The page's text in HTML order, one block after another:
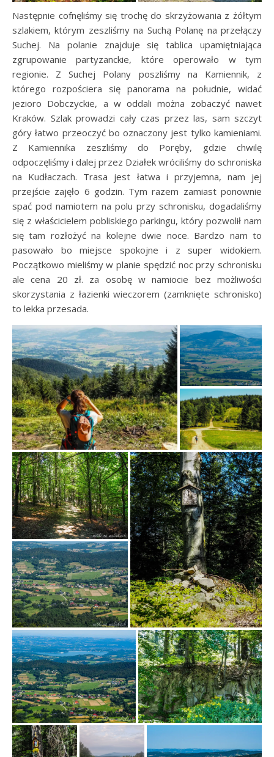
Następnie cofnęliśmy się trochę do skrzyżowania z żółtym
szlakiem, którym zeszliśmy na Suchą Polanę na przełączy
Suchej. Na polanie znajduje się tablica upamiętniająca
zgrupowanie partyzanckie, które operowało w tym
regionie. Z Suchej Polany poszliśmy na Kamiennik, z
którego rozpościera się panorama na południe, widać
jezioro Dobczyckie, a w oddali można zobaczyć nawet
Kraków. Szlak prowadzi cały czas przez las, sam szczyt
góry łatwo przeoczyć bo oznaczony jest tylko kamieniami.
Z Kamiennika zeszliśmy do Poręby, gdzie chwilę
odpoczęliśmy i dalej przez Działek wróciliśmy do schroniska
na Kudłaczach. Trasa jest łatwa i przyjemna, nam jej
przejście zajęło 6 godzin. Tym razem zamiast ponownie
spać pod namiotem na polu przy schronisku, dogadaliśmy
się z właścicielem pobliskiego parkingu, który pozwolił nam
się tam rozłożyć na kolejne dwie noce. Bardzo nam to
pasowało bo miejsce spokojne i z super widokiem.
Początkowo mieliśmy w planie spędzić noc przy schronisku
ale cena 20 zł. za osobę w namiocie bez możliwości
skorzystania z łazienki wieczorem (zamknięte schronisko)
to lekka przesada.